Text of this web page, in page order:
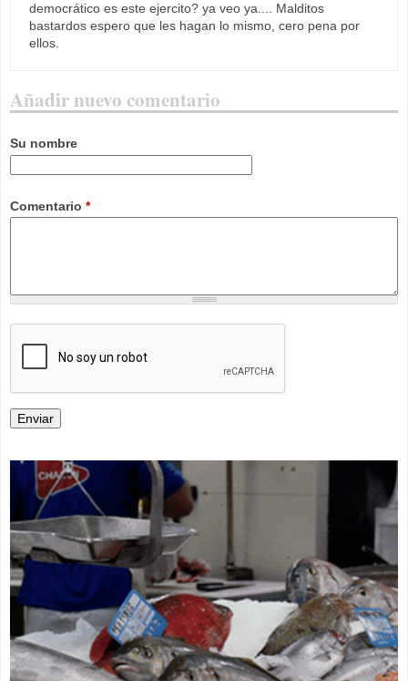
democrático es este ejercito? ya veo ya.... Malditos
bastardos espero que les hagan lo mismo, cero pena por
ellos.
Añadir nuevo comentario
Su nombre
Comentario *